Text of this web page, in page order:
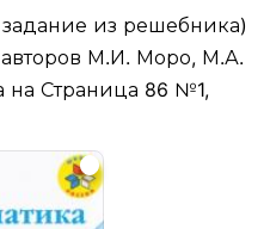
из решебника)
авторов М.И. Моро, М.А.
на Страница 86 №1,